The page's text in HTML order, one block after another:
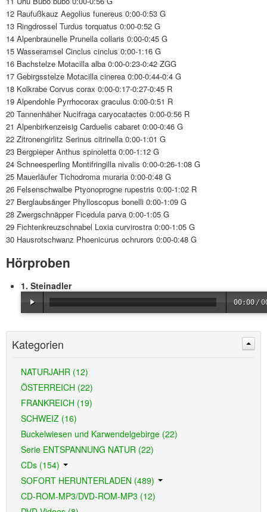
12 Raufußkauz Aegolius funereus 0:00-0:53 G
13 Ringdrossel Turdus torquatus 0:00-0:52 G
14 Alpenbraunelle Prunella collaris 0:00-0:45 G
15 Wasseramsel Cinclus cinclus 0:00-1:16 G
16 Bachstelze Motacilla alba 0:00-0:23-0:42 ZGG
17 Gebirgsstelze Motacilla cinerea 0:00-0:44-0:4 G
18 Kolkrabe Corvus corax 0:00-0:17-0:27-0:45 R
19 Alpendohle Pyrrhocorax graculus 0:00-0:51 R
20 Tannenhäher Nucifraga caryocatactes 0:00-0:56 R
21 Alpenbirkenzeisig Carduelis cabaret 0:00-0:46 G
22 Zitronengirlitz Serinus citrinella 0:00-1:01 G
23 Bergpieper Anthus spinoletta 0:00-1:12 G
24 Schneesperling Montifringilla nivalis 0:00-0:26-1:08 G
25 Mauerläufer Tichodroma muraria 0:00-0:48 G
26 Felsenschwalbe Ptyonoprogne rupestris 0:00-1:02 R
27 Berglaubsänger Phylloscopus bonelli 0:00-1:09 G
28 Zwergschnäpper Ficedula parva 0:00-1:05 G
29 Fichtenkreuzschnabel Loxia curvirostra 0:00-1:05 G
30 Hausrotschwanz Phoenicurus ochrurors 0:00-0:48 G
Hörproben
1. Steinadler
00:00 /
Kategorien
NATURJAHR (12)
ÖSTERREICH (22)
FRANKREICH (19)
SCHWEIZ (16)
Buckelwiesen und Karwendelgebirge (22)
Serie ENTSPANNUNG NATUR (22)
CDs (154)
SOFORT HERUNTERLADEN (489)
CD-ROM-MP3/DVD-ROM-MP3 (12)